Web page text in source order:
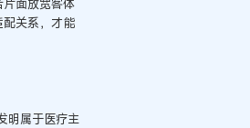
面放宽客体
关系，才能
明属于医疗主